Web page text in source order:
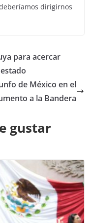
dirigirnos
para acercar
de México en el
a la Bandera
gustar